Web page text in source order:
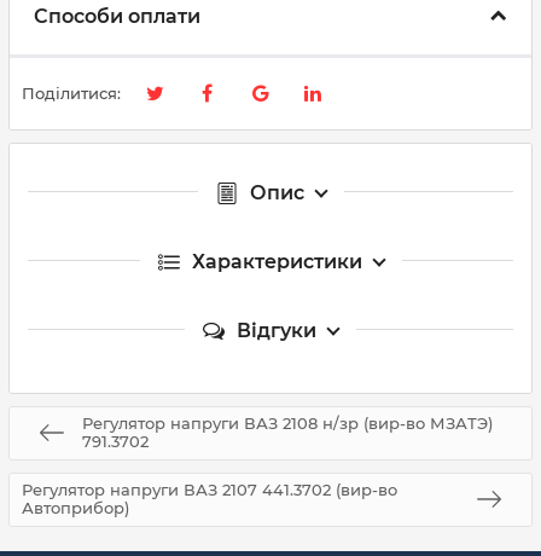
Способи оплати
Поділитися:
Опис
Характеристики
Відгуки
Регулятор напруги ВАЗ 2108 н/зр (вир-во МЗАТЭ)
791.3702
Регулятор напруги ВАЗ 2107 441.3702 (вир-во
Автоприбор)